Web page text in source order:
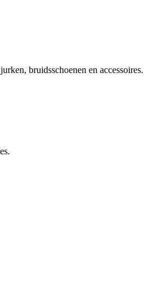
bruidsschoenen en accessoires.